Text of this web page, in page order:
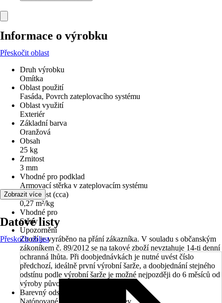
Informace o výrobku
Přeskočit oblast
Druh výrobku
Omítka
Oblast použití
Fasáda, Povrch zateplovacího systému
Oblast využití
Exteriér
Základní barva
Oranžová
Obsah
25 kg
Zrnitost
3 mm
Vhodné pro podklad
Armovací stěrka v zateplovacím systému
Vydatnost (cca)
0,27 m²/kg
Vhodné pro
Stěny
Upozornění
Zboží je vyráběno na přání zákazníka. V souladu s občanským
zákoníkem č. 89/2012 se na takové zboží nevztahuje 14-ti denní
ochranná lhůta. Při doobjednávkách je nutné uvést číslo
předchozí, ideálně první výrobní šarže, a doobjednání stejného
odstínu podle výrobní šarže je možné nejpozději do 6 měsíců od
výroby původní šarže.
Barevný odstín
Natónované v centru míchání barev
Zobrazit více
Datové listy
Přeskočit oblast